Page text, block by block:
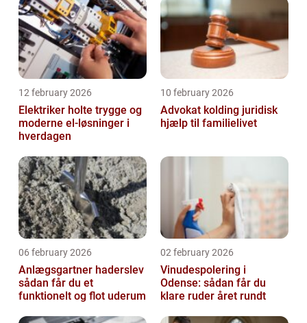
12 february 2026
Elektriker holte trygge og
moderne el-løsninger i
hverdagen
10 february 2026
Advokat kolding juridisk
hjælp til familielivet
06 february 2026
Anlægsgartner haderslev
sådan får du et
funktionelt og flot uderum
02 february 2026
Vinudespolering i
Odense: sådan får du
klare ruder året rundt